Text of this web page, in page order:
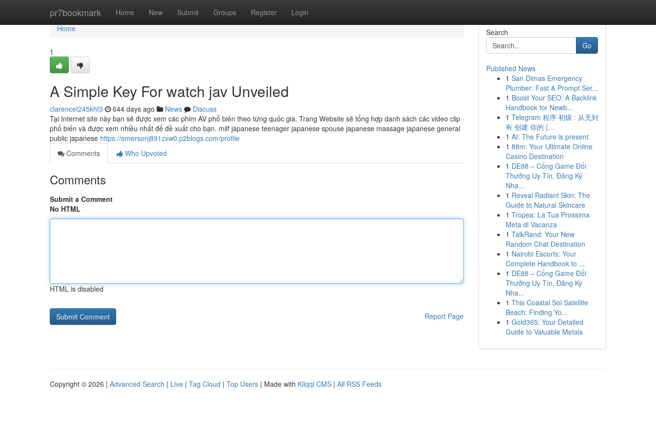
pr7bookmark Home New Submit Groups Register Login
Home
Home
1
A Simple Key For watch jav Unveiled
clarencet245khf3 644 days ago News
Discuss
Tại Internet site này bạn sẽ được xem các phim AV phổ biến theo từng quốc gia. Trang Website sẽ tổng hợp danh sách các video clip
phổ biến và được xem nhiều nhất để đề xuất cho bạn. milf japanese teenager japanese spouse japanese massage japanese general
public japanese https://emersonj891zxw0.p2blogs.com/profile
Comments
Who Upvoted
Comments
Submit a Comment
No HTML
HTML is disabled
Report Page
Search
Go
Published News
1 San Dimas Emergency
Plumber: Fast & Prompt Ser...
1 Boost Your SEO: A Backlink
Handbook for Newb...
1 Telegram 程序 初级 : 从无到
有 创建 你的 {...
1 AI: The Future is present
1 88m: Your Ultimate Online
Casino Destination
1 DE88 – Cổng Game Đổi
Thưởng Uy Tín, Đăng Ký
Nha...
1 Reveal Radiant Skin: The
Guide to Natural Skincare
1 Tropea: La Tua Prossima
Meta di Vacanza
1 TalkRand: Your New
Random Chat Destination
1 Nairobi Escorts: Your
Complete Handbook to ...
1 DE88 – Cổng Game Đổi
Thưởng Uy Tín, Đăng Ký
Nha...
1 This Coastal Sol Satellite
Beach: Finding Yo...
1 Gold365: Your Detailed
Guide to Valuable Metals
Copyright © 2026 | Advanced Search | Live | Tag Cloud | Top Users | Made with Kliqqi CMS | All RSS Feeds